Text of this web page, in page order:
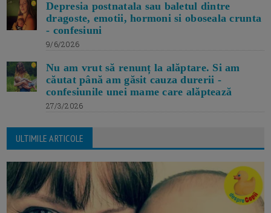
Depresia postnatala sau baletul dintre
dragoste, emotii, hormoni si oboseala crunta
- confesiuni
9/6/2026
Nu am vrut să renunț la alăptare. Si am
căutat până am găsit cauza durerii -
confesiunile unei mame care alăptează
27/3/2026
ULTIMILE ARTICOLE